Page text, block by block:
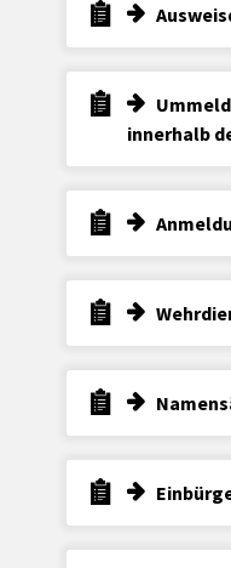
innerhalb